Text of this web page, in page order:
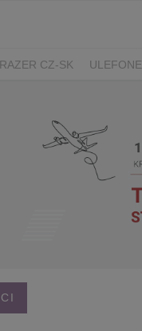
RAZER CZ-SK ULEFONE